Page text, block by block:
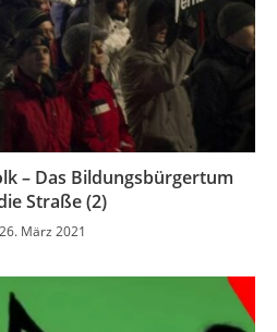
– Das Bildungsbürgertum
Straße (2)
26. März 2021